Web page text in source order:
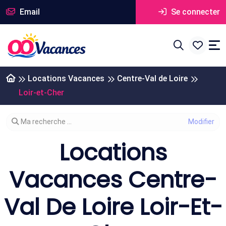
Email Se connecter
Locations Vacances
Centre-Val de Loire
Loir-et-Cher
Modifier votre recherche
Ma recherche ...
Locations
Vacances Centre-
Val De Loire Loir-Et-